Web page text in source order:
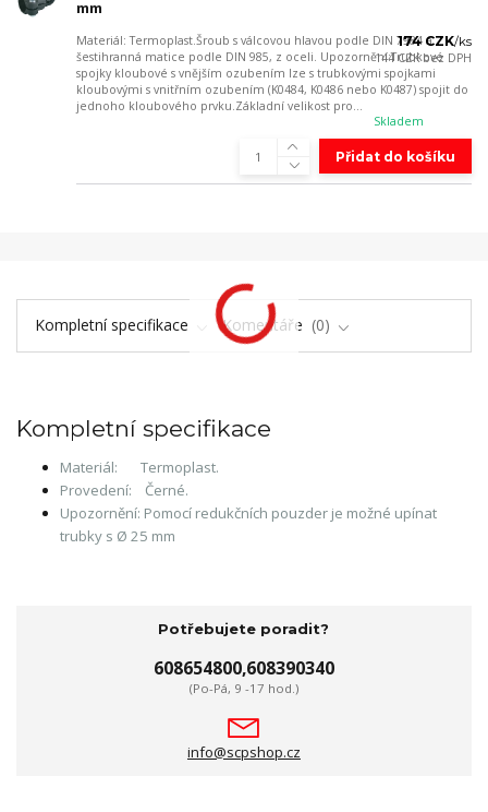
mm
Materiál: Termoplast.Šroub s válcovou hlavou podle DIN 7984 a
šestihranná matice podle DIN 985, z oceli. Upozornění:Trubkové
spojky kloubové s vnějším ozubením lze s trubkovými spojkami
kloubovými s vnitřním ozubením (K0484, K0486 nebo K0487) spojit do
jednoho kloubového prvku.Základní velikost pro...
174 CZK/ks
144 CZKbez DPH
Skladem
Přidat do košíku
Kompletní specifikace Komentáře 0
Kompletní specifikace
Materiál: Termoplast.
Provedení: Černé.
Upozornění: Pomocí redukčních pouzder je možné upínat
trubky s Ø 25 mm
Potřebujete poradit?
608654800,608390340
(Po-Pá, 9 -17 hod.)
info@scpshop.cz